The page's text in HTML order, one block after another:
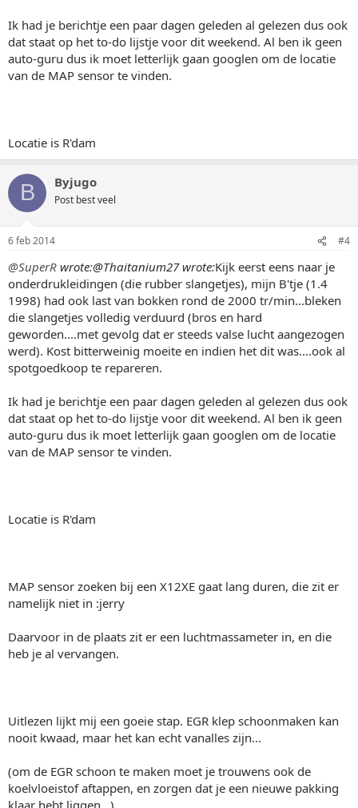
Ik had je berichtje een paar dagen geleden al gelezen dus ook
dat staat op het to-do lijstje voor dit weekend. Al ben ik geen
auto-guru dus ik moet letterlijk gaan googlen om de locatie
van de MAP sensor te vinden.
Locatie is R'dam
B Byjugo
Post best veel
6 feb 2014 #4
@SuperR wrote:@Thaitanium27 wrote:Kijk eerst eens naar je
onderdrukleidingen (die rubber slangetjes), mijn B'tje (1.4
1998) had ook last van bokken rond de 2000 tr/min...bleken
die slangetjes volledig verduurd (bros en hard
geworden....met gevolg dat er steeds valse lucht aangezogen
werd). Kost bitterweinig moeite en indien het dit was....ook al
spotgoedkoop te repareren.
Ik had je berichtje een paar dagen geleden al gelezen dus ook
dat staat op het to-do lijstje voor dit weekend. Al ben ik geen
auto-guru dus ik moet letterlijk gaan googlen om de locatie
van de MAP sensor te vinden.
Locatie is R'dam
MAP sensor zoeken bij een X12XE gaat lang duren, die zit er
namelijk niet in :jerry
Daarvoor in de plaats zit er een luchtmassameter in, en die
heb je al vervangen.
Uitlezen lijkt mij een goeie stap. EGR klep schoonmaken kan
nooit kwaad, maar het kan echt vanalles zijn...
(om de EGR schoon te maken moet je trouwens ook de
koelvloeistof aftappen, en zorgen dat je een nieuwe pakking
klaar hebt liggen...)